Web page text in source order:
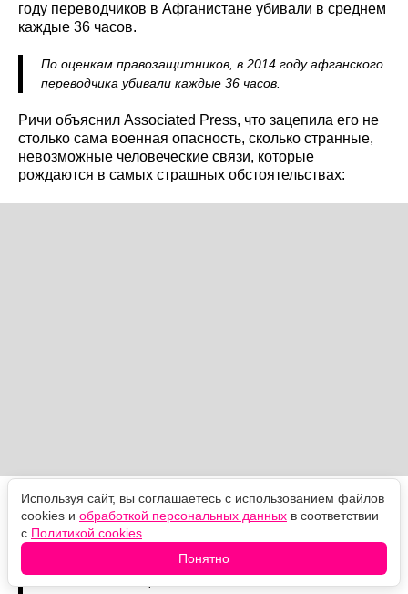
году переводчиков в Афганистане убивали в среднем
каждые 36 часов.
По оценкам правозащитников, в 2014 году афганского
переводчика убивали каждые 36 часов.
Ричи объяснил Associated Press, что зацепила его не
столько сама военная опасность, сколько странные,
невозможные человеческие связи, которые
рождаются в самых страшных обстоятельствах:
«Меня тронули сложные, парадоксальные связи,
которые словно спаивала военная травма между
переводчиками и их коллегами по ту сторону
культурной пропасти, и то, как всё это испарялось
Используя сайт, вы соглашаетесь с использованием файлов
cookies и обработкой персональных данных в соответствии
с Политикой cookies
Понятно